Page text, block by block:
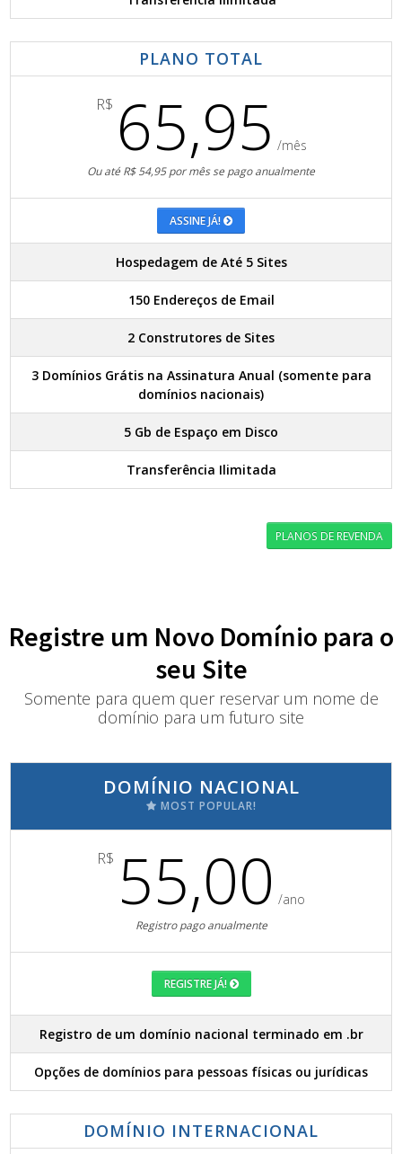
PLANO TOTAL
R$ 65,95 /mês
Ou até R$ 54,95 por mês se pago anualmente
ASSINE JÁ!
Hospedagem de Até 5 Sites
150 Endereços de Email
2 Construtores de Sites
3 Domínios Grátis na Assinatura Anual (somente para
domínios nacionais)
5 Gb de Espaço em Disco
Transferência Ilimitada
PLANOS DE REVENDA
Registre um Novo Domínio para o
seu Site
Somente para quem quer reservar um nome de
domínio para um futuro site
DOMÍNIO NACIONAL
MOST POPULAR!
R$ 55,00 /ano
Registro pago anualmente
REGISTRE JÁ!
Registro de um domínio nacional terminado em .br
Opções de domínios para pessoas físicas ou jurídicas
DOMÍNIO INTERNACIONAL